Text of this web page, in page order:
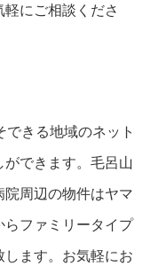
にご相談くださ
きる地域のネット
ができます。毛呂山
周辺の物件はヤマ
らファミリータイプ
ます。お気軽にお